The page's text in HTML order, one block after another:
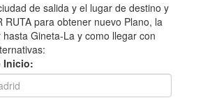
de salida y el lugar de destino y
RUTA para obtener nuevo Plano, la
Gineta-La y como llegar con
Inicio: